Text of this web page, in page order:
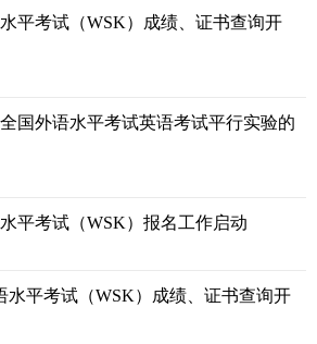
平考试（WSK）成绩、证书查询开
国外语水平考试英语考试平行实验的
平考试（WSK）报名工作启动
水平考试（WSK）成绩、证书查询开